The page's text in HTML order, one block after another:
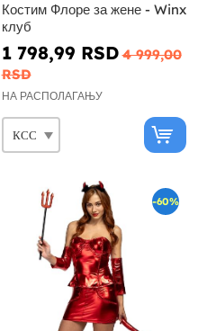
Костим Флоре за жене - Winx
клуб
1 798,99 RSD 4 999,00
RSD
НА РАСПОЛАГАЊУ
-60%